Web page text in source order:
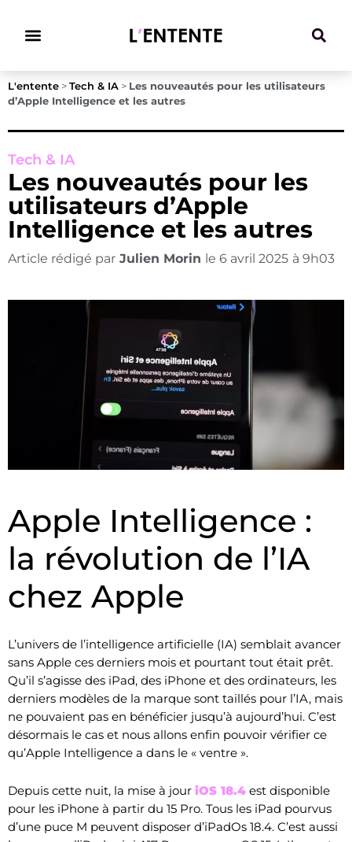
L'entente > Tech & IA > Les nouveautés pour les utilisateurs
d’Apple Intelligence et les autres
Tech & IA
Les nouveautés pour les
utilisateurs d’Apple
Intelligence et les autres
Article rédigé par Julien Morin le 6 avril 2025 à 9h03
Apple Intelligence :
la révolution de l’IA
chez Apple
L’univers de l’intelligence artificielle (IA) semblait avancer
sans Apple ces derniers mois et pourtant tout était prêt.
Qu’il s’agisse des iPad, des iPhone et des ordinateurs, les
derniers modèles de la marque sont taillés pour l’IA, mais
ne pouvaient pas en bénéficier jusqu’à aujourd’hui. C’est
désormais le cas et nous allons enfin pouvoir vérifier ce
qu’Apple Intelligence a dans le « ventre ».
Depuis cette nuit, la mise à jour iOS 18.4 est disponible
pour les iPhone à partir du 15 Pro. Tous les iPad pourvus
d’une puce M peuvent disposer d’iPadOs 18.4. C’est aussi